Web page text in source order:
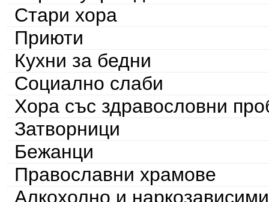
Стари хора
Приюти
Кухни за бедни
Социално слаби
Хора със здравословни
Затворници
Бежанци
Православни храмове
Алкохолно и наркозависими